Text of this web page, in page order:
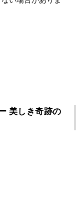
美しき奇跡の